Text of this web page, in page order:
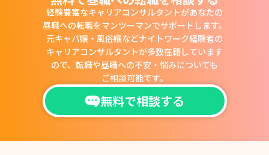
経験豊富なキャリアコンサルタントがあなたの
昼職への転職をマンツーマンでサポートします。
元キャバ嬢・風俗嬢などナイトワーク経験者の
キャリアコンサルタントが多数在籍しています
ので、 転職や昼職への不安・悩みについても
ご相談可能です。
無料で相談する